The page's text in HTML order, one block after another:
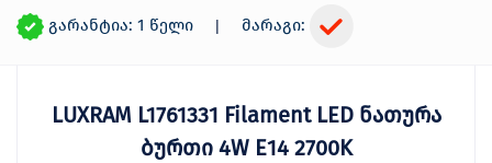
გარანტია: 1 წელი | მარაგი:
LUXRAM L1761331 Filament LED ნათურა
ბურთი 4W E14 2700K
მოვლა
მცენარეთა